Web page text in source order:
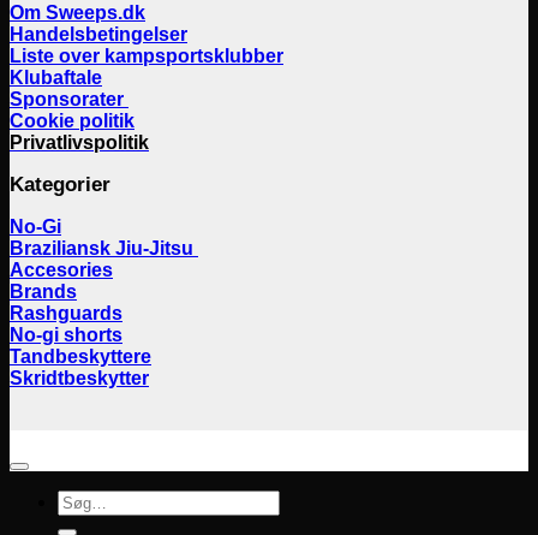
Om Sweeps.dk
Handelsbetingelser
Liste over kampsportsklubber
Klubaftale
Sponsorater
Cookie politik
Privatlivspolitik
Kategorier
No-Gi
Braziliansk Jiu-Jitsu
Accesories
Brands
Rashguards
No-gi shorts
Tandbeskyttere
Skridtbeskytter
Søg
efter: